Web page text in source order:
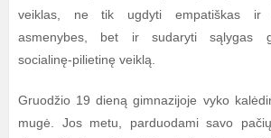
veiklas, ne tik ugdyti empatiškas ir
asmenybes, bet ir sudaryti sąlygas
socialinę-pilietinę veiklą.
Gruodžio 19 dieną gimnazijoje vyko
mugė. Jos metu, parduodami savo